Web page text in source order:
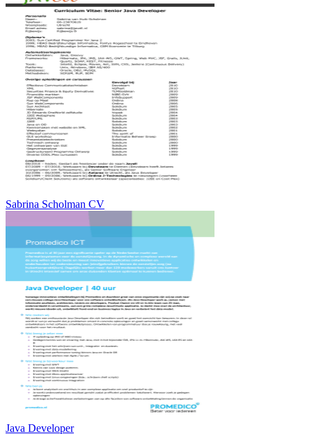
Sabrina Scholman CV
Java Developer